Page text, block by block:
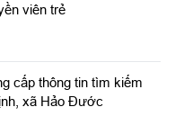
viên trẻ
cấp thông tin tìm kiếm
xã Hảo Đước